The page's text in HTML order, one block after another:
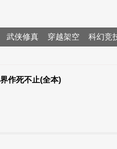
武侠修真 穿越架空 科幻竞
作死不止(全本)